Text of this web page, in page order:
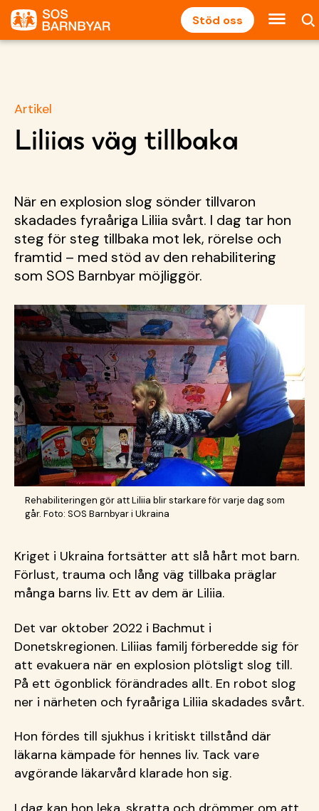
Stöd oss
Artikel
Liliias väg tillbaka
När en explosion slog sönder tillvaron
skadades fyraåriga Liliia svårt. I dag tar hon
steg för steg tillbaka mot lek, rörelse och
framtid – med stöd av den rehabilitering
som SOS Barnbyar möjliggör.
Rehabiliteringen gör att Liliia blir starkare för varje dag som
går. Foto: SOS Barnbyar i Ukraina
Kriget i Ukraina fortsätter att slå hårt mot barn.
Förlust, trauma och lång väg tillbaka präglar
många barns liv. Ett av dem är Liliia.
Det var oktober 2022 i Bachmut i
Donetskregionen. Liliias familj förberedde sig för
att evakuera när en explosion plötsligt slog till.
På ett ögonblick förändrades allt. En robot slog
ner i närheten och fyraåriga Liliia skadades svårt.
Hon fördes till sjukhus i kritiskt tillstånd där
läkarna kämpade för hennes liv. Tack vare
avgörande läkarvård klarade hon sig.